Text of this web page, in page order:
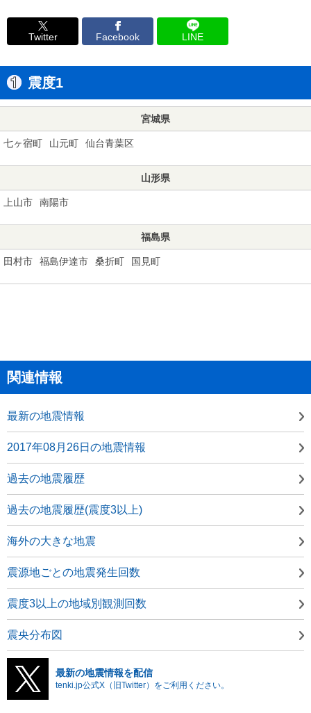
Twitter Facebook LINE
震度1
宮城県
七ヶ宿町 山元町 仙台青葉区
山形県
上山市 南陽市
福島県
田村市 福島伊達市 桑折町 国見町
関連情報
最新の地震情報
2017年08月26日の地震情報
過去の地震履歴
過去の地震履歴(震度3以上)
海外の大きな地震
震源地ごとの地震発生回数
震度3以上の地域別観測回数
震央分布図
最新の地震情報を配信
tenki.jp公式X（旧Twitter）をご利用ください。